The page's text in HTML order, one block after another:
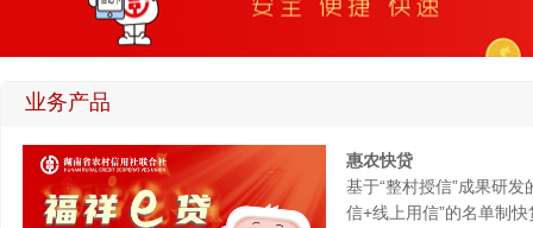
业务产品
惠农快贷
基于“整村授信”成果研
信+线上用信”的名单制